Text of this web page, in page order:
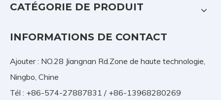
CATÉGORIE DE PRODUIT
INFORMATIONS DE CONTACT
Ajouter : NO.28 Jiangnan Rd.Zone de haute technologie,
Ningbo, Chine
Tél : +86-574-27887831 / +86-13968280269